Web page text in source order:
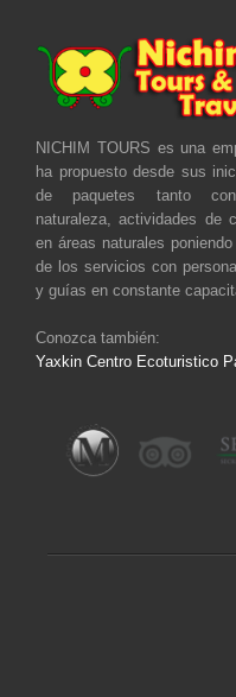
NICHIM TOURS es una
ha propuesto desde sus
de paquetes tanto
naturaleza, actividades de
en áreas naturales
de los servicios con
y guías en constante
Conozca también:
Yaxkin Centro Ecoturistico